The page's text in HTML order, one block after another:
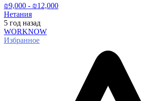
₪9,000 - ₪12,000
Нетания
5 год назад
WORKNOW
Избранное